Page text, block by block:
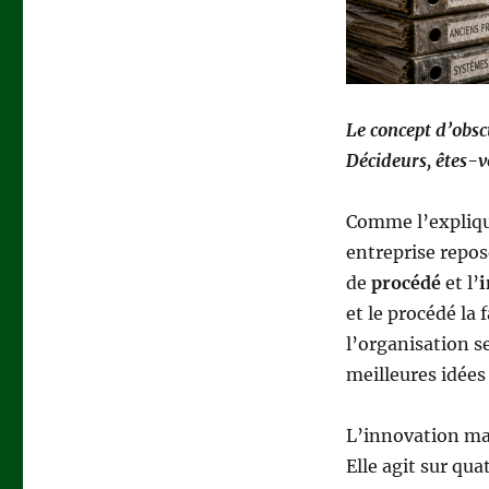
Le concept
Décideurs, êtes-
Comme
entreprise
de procédéet l’
et le procédé la
l’organisation
meilleures
L’innovation
Elle agit sur